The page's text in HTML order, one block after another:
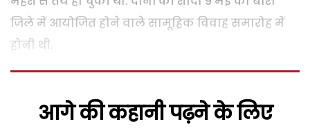
जिले में आयोजित होने वाले सामूहिक विवाह समारोह में
होनी थी.
आगे की कहानी पढ़ने के लिए